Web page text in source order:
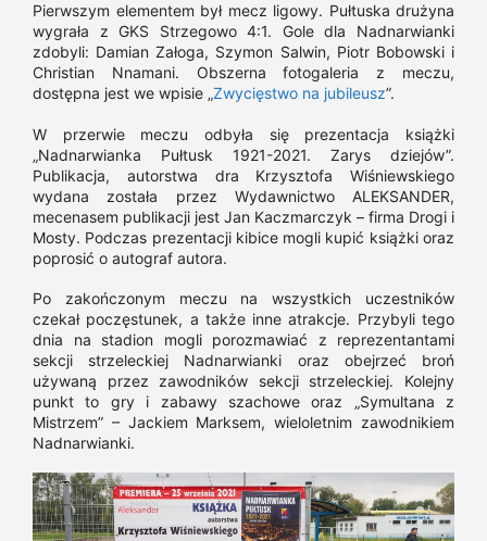
Pierwszym elementem był mecz ligowy. Pułtuska drużyna
wygrała z GKS Strzegowo 4:1. Gole dla Nadnarwianki
zdobyli: Damian Załoga, Szymon Salwin, Piotr Bobowski i
Christian Nnamani. Obszerna fotogaleria z meczu,
dostępna jest we wpisie „Zwycięstwo na jubileusz”.
W przerwie meczu odbyła się prezentacja książki
„Nadnarwianka Pułtusk 1921-2021. Zarys dziejów”.
Publikacja, autorstwa dra Krzysztofa Wiśniewskiego
wydana została przez Wydawnictwo ALEKSANDER,
mecenasem publikacji jest Jan Kaczmarczyk – firma Drogi i
Mosty. Podczas prezentacji kibice mogli kupić książki oraz
poprosić o autograf autora.
Po zakończonym meczu na wszystkich uczestników
czekał poczęstunek, a także inne atrakcje. Przybyli tego
dnia na stadion mogli porozmawiać z reprezentantami
sekcji strzeleckiej Nadnarwianki oraz obejrzeć broń
używaną przez zawodników sekcji strzeleckiej. Kolejny
punkt to gry i zabawy szachowe oraz „Symultana z
Mistrzem” – Jackiem Marksem, wieloletnim zawodnikiem
Nadnarwianki.